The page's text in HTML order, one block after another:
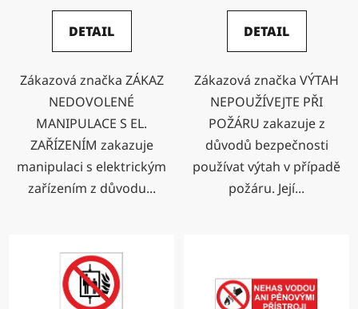
DETAIL
Zákazová značka ZÁKAZ
NEDOVOLENÉ
MANIPULACE S EL.
ZAŘÍZENÍM zakazuje
manipulaci s elektrickým
zařízením z důvodu...
DETAIL
Zákazová značka VÝTAH
NEPOUŽÍVEJTE PŘI
POŽÁRU zakazuje z
důvodů bezpečnosti
používat výtah v případě
požáru. Její...